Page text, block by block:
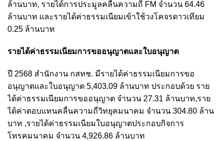
ล้านบาท, รายได้การประมูลคลื่นความถี่ FM จำนวน 64.46
ล้านบาท และรายได้ค่าธรรมเนียมเข้าใช้วงโคจรดาวเทียม
0.25 ล้านบาท
รายได้ค่าธรรมเนียมการขออนุญาตและใบอนุญาต
ปี 2568 สำนักงาน กสทช. มีรายได้ค่าธรรมเนียมการขอ
อนุญาตและใบอนุญาต 5,403.09 ล้านบาท ประกอบด้วย ราย
ได้ค่าธรรมเนียมการขออนุญาต จำนวน 27.31 ล้านบาท,ราย
ได้ค่าตอบแทนคลื่นความถี่วิทยุคมนาคม จำนวน 304.80 ล้าน
บาท ,รายได้ค่าธรรมเนียมใบอนุญาตประกอบกิจการ
โทรคมนาคม จำนวน 4,926.86 ล้านบาท